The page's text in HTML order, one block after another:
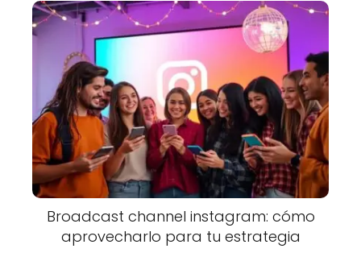
Broadcast channel instagram: cómo
aprovecharlo para tu estrategia